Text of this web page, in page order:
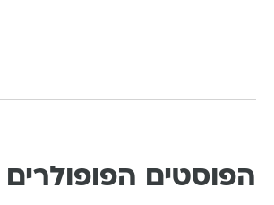
הפוסטים הפופולרים